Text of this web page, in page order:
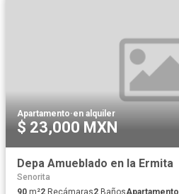
Apartamento·en alquiler
$ 23,000 MXN
Depa Amueblado en la Ermita
Senorita
90 m²2 Recámaras2 BañosApartamento